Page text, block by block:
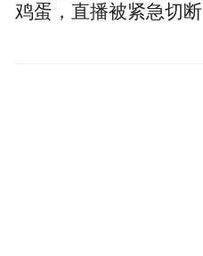
鸡蛋，直播被紧急切断